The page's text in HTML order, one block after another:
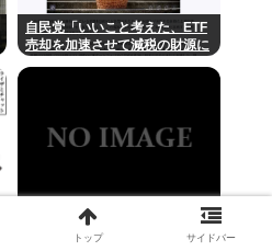
自民党「いいこと考えた、ETF
売却を加速させて減税の財源に
【高市朗報】高市早苗の名言、
トップ サイドバー